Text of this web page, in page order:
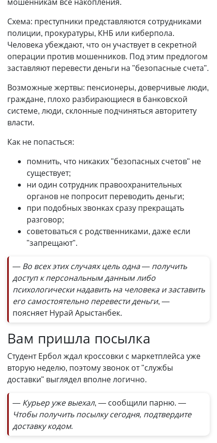
Схема: преступники представляются сотрудниками
полиции, прокуратуры, КНБ или киберпола.
Человека убеждают, что он участвует в секретной
операции против мошенников. Под этим предлогом
заставляют перевести деньги на "безопасные счета".
Возможные жертвы: пенсионеры, доверчивые люди,
граждане, плохо разбирающиеся в банковской
системе, люди, склонные подчиняться авторитету
власти.
Как не попасться:
помнить, что никаких "безопасных счетов" не
существует;
ни один сотрудник правоохранительных
органов не попросит переводить деньги;
при подобных звонках сразу прекращать
разговор;
советоваться с родственниками, даже если
"запрещают".
— Во всех этих случаях цель одна — получить
доступ к персональным данным либо
психологически надавить на человека и заставить
его самостоятельно перевести деньги, —
поясняет Нурай Арыстанбек.
Вам пришла посылка
Студент Ербол ждал кроссовки с маркетплейса уже
вторую неделю, поэтому звонок от "службы
доставки" выглядел вполне логично.
— Курьер уже выехал, — сообщили парню. —
Чтобы получить посылку сегодня, подтвердите
доставку кодом.